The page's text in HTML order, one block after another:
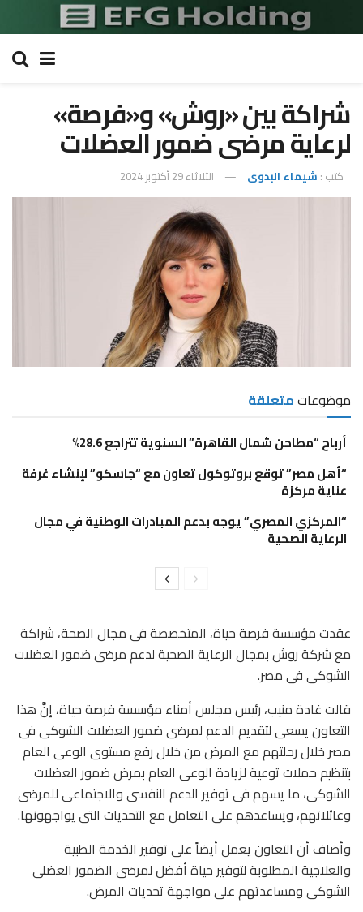
شراكة بين «روش» و«فرصة»
لرعاية مرضى ضمور العضلات
كتب : شيماء البدوى الثلاثاء 29 أكتوبر 2024
موضوعاتمتعلقة
أرباح “مطاحن شمال القاهرة” السنوية تتراجع 28.6%
“أهل مصر” توقع بروتوكول تعاون مع “جاسكو” لإنشاء غرفة
عناية مركزة
“المركزي المصري” يوجه بدعم المبادرات الوطنية في مجال
الرعاية الصحية
عقدت مؤسسة فرصة حياة، المتخصصة فى مجال الصحة، شراكة
مع شركة روش بمجال الرعاية الصحية لدعم مرضى ضمور العضلات
الشوكى فى مصر.
قالت غادة منيب، رئيس مجلس أمناء مؤسسة فرصة حياة، إنَّ هذا
التعاون يسعى لتقديم الدعم لمرضى ضمور العضلات الشوكى فى
مصر خلال رحلتهم مع المرض من خلال رفع مستوى الوعى العام
بتنظيم حملات توعية لزيادة الوعى العام بمرض ضمور العضلات
الشوكى، ما يسهم فى توفير الدعم النفسى والاجتماعى للمرضى
وعائلاتهم، ويساعدهم على التعامل مع التحديات التى يواجهونها.
وأضاف أن التعاون يعمل أيضاً على توفير الخدمة الطبية
والعلاجية المطلوبة لتوفير حياة أفضل لمرضى الضمور العضلى
الشوكى ومساعدتهم على مواجهة تحديات المرض.